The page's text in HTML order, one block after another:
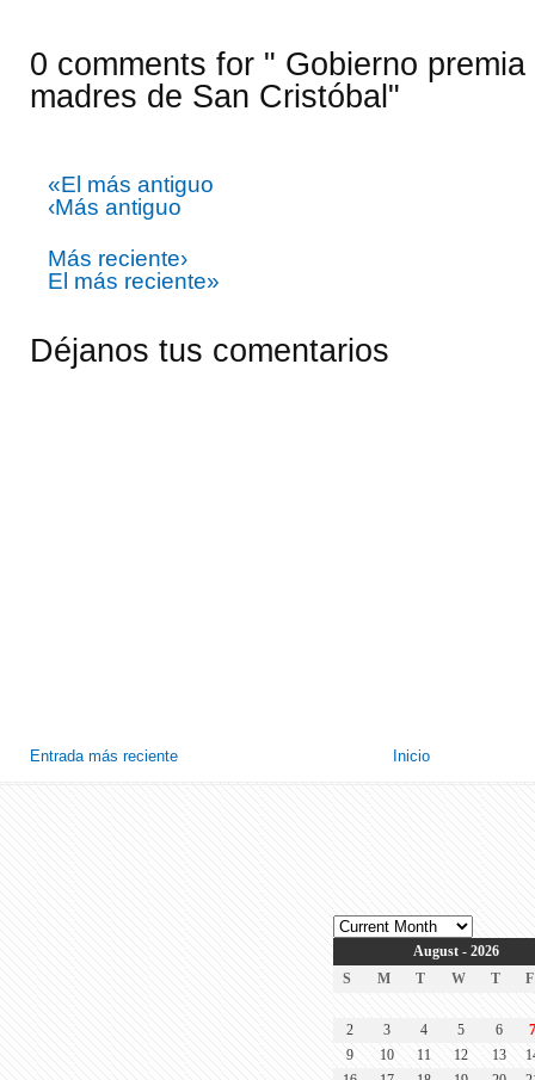
0 comments for " Gobierno
madres de San Cristóbal"
«El más antiguo
‹Más antiguo
Más reciente›
El más reciente»
Déjanos tus comentarios
Entrada más reciente Inicio
August - 2026
S
M T W T F
2 3 4 5 6
9
10 11 12 13